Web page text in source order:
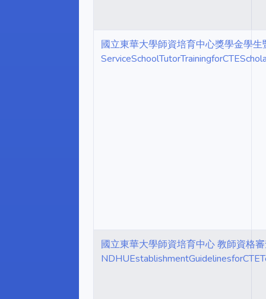
國立東華大學師資培育中心獎學金學
國立東華大學師資培育中心 教師資格